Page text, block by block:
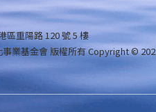
區重陽路 120 號 5 樓
業基金會 版權所有Copyright ©